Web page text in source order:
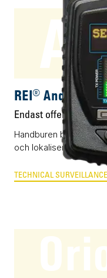
REI® Andre®
Endast offert
Handburen
och lokalisering av
TECHNICAL